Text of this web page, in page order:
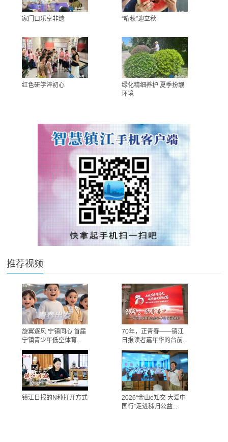
家门口乐享非遗 “啃秋”迎立秋
红色研学淬初心
绿化精细养护 夏季扮靓
环境
推荐视频
旋翼逐风 宁镇同心 首届
宁镇青少年低空体育...
70年，正青春——镇江
日报读者嘉年华的台前...
镇江日报的N种打开方式
2026“金山e知交 大爱中
国行”走进秭归公益...